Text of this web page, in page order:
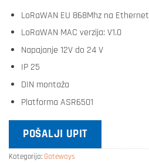
LoRaWAN EU 868Mhz na Ethernet
LoRaWAN MAC verzija: V1.0
Napajanje 12V do 24 V
IP 25
DIN montaža
Platforma ASR6501
POŠALJI UPIT
Kategorija: Gateways